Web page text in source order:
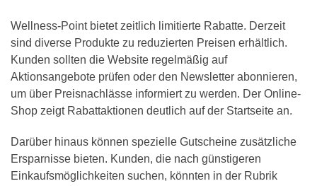
Wellness-Point bietet zeitlich limitierte Rabatte. Derzeit
sind diverse Produkte zu reduzierten Preisen erhältlich.
Kunden sollten die Website regelmäßig auf
Aktionsangebote prüfen oder den Newsletter abonnieren,
um über Preisnachlässe informiert zu werden. Der Online-
Shop zeigt Rabattaktionen deutlich auf der Startseite an.
Darüber hinaus können spezielle Gutscheine zusätzliche
Ersparnisse bieten. Kunden, die nach günstigeren
Einkaufsmöglichkeiten suchen, könnten in der Rubrik